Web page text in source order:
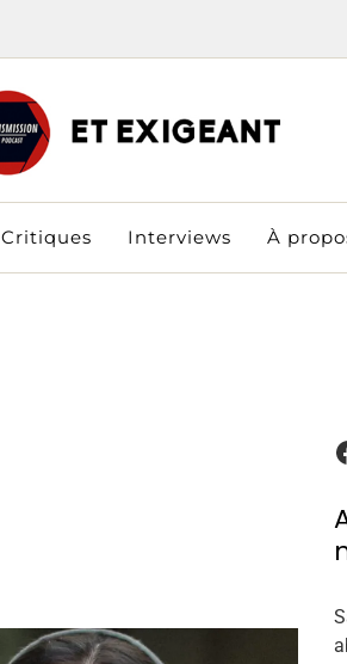
Critiques Interviews À